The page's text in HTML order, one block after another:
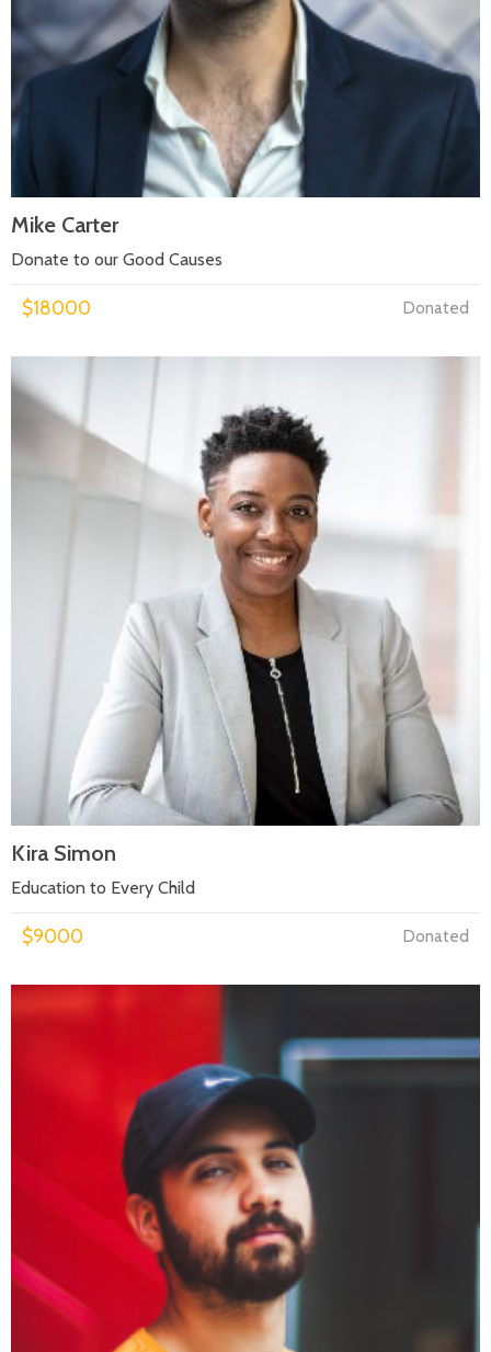
Mike Carter
Donate to our Good Causes
$18000 Donated
Kira Simon
Education to Every Child
$9000 Donated